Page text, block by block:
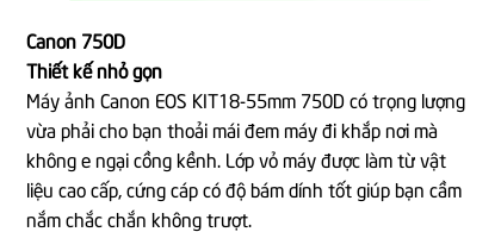
Canon 750D
Thiết kế nhỏ gọn
Máy ảnh Canon EOS KIT18-55mm 750D có trọng lượng
vừa phải cho bạn thoải mái đem máy đi khắp nơi mà
không e ngại cồng kềnh. Lớp vỏ máy được làm từ vật
liệu cao cấp, cứng cáp có độ bám dính tốt giúp bạn cầm
nắm chắc chắn không trượt.